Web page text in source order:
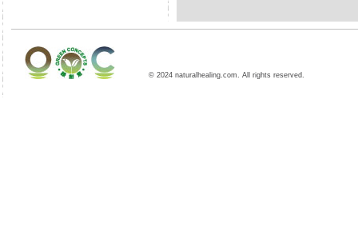
© 2024 naturalhealing.com. All rights reserved.